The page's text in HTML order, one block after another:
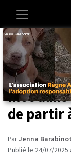
Accueil Societe
Il se
scie puis
met
de partir
ParJenna Barabinot
Publié le 24/07/2025